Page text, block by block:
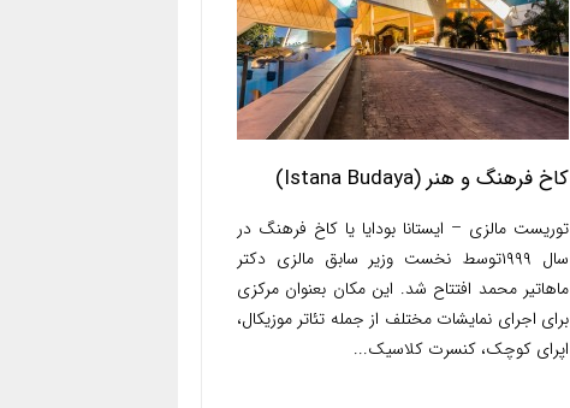
کاخ فرهنگ و هنر (Istana Budaya)
توریست مالزی – ایستانا بودایا یا کاخ فرهنگ در
سال ۱۹۹۹توسط نخست وزیر سابق مالزی دکتر
ماهاتیر محمد افتتاح شد. این مکان بعنوان مرکزی
برای اجرای نمایشات مختلف از جمله تئاتر موزیکال،
اپرای کوچک، کنسرت کلاسیک...